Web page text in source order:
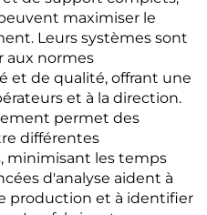
maximiser le
Leurs systèmes sont
aux normes
et de qualité, offrant une
et à la direction.
permet des
différentes
minimisant les temps
d'analyse aident à
production et à identifier